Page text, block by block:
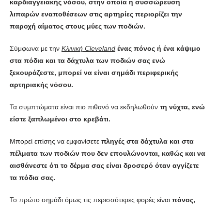
καρδιαγγειακής νόσου, στην οποία η συσσώρευση
λιπαρών εναποθέσεων στις αρτηρίες περιορίζει την
παροχή αίματος στους μύες των ποδιών.
Σύμφωνα με την Κλινική Cleveland ένας πόνος ή ένα κάψιμο
στα πόδια και τα δάχτυλα των ποδιών σας ενώ
ξεκουράζεστε, μπορεί να είναι σημάδι περιφερικής
αρτηριακής νόσου.
Τα συμπτώματα είναι πιο πιθανό να εκδηλωθούν τη νύχτα, ενώ
είστε ξαπλωμένοι στο κρεβάτι.
Μπορεί επίσης να εμφανίσετε πληγές στα δάχτυλα και στα
πέλματα των ποδιών που δεν επουλώνονται, καθώς και να
αισθάνεστε ότι το δέρμα σας είναι δροσερό όταν αγγίζετε
τα πόδια σας.
Το πρώτο σημάδι όμως τις περισσότερες φορές είναι πόνος,